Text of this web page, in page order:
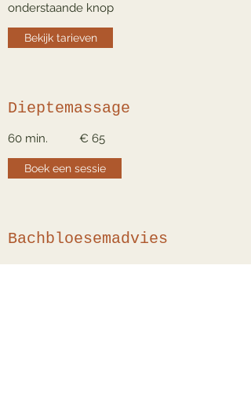
onderstaande knop
Bekijk tarieven
Dieptemassage
60 min. € 65
Boek een sessie
Bachbloesemadvies
Intake 60 min. € 50